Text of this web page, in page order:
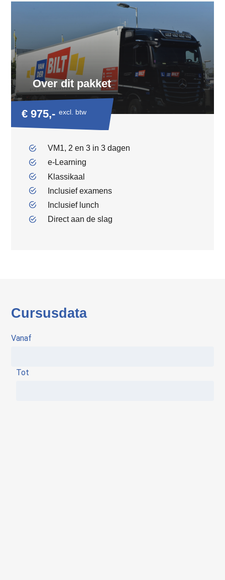
Over dit pakket
€ 975,- excl. btw
VM1, 2 en 3 in 3 dagen
e-Learning
Klassikaal
Inclusief examens
Inclusief lunch
Direct aan de slag
Cursusdata
Vanaf
Tot